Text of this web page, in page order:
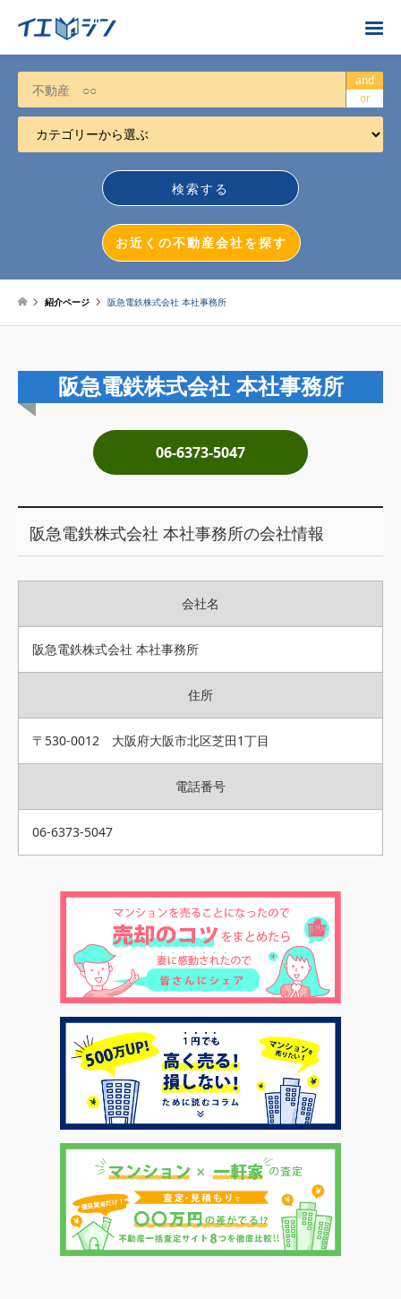
お近くの不動産会社を探す
カテゴリーから選ぶ
不動産売却
不動産投資
マンション売却
土地売却
税金について
運営会社
掲載受付窓口はこちら
and
or
お近くの不動産会社を探す
紹介ページ 阪急電鉄株式会社 本社事務所
阪急電鉄株式会社 本社事務所
06-6373-5047
阪急電鉄株式会社 本社事務所の会社情報
会社名
阪急電鉄株式会社 本社事務所
住所
〒530-0012 大阪府大阪市北区芝田1丁目
電話番号
06-6373-5047